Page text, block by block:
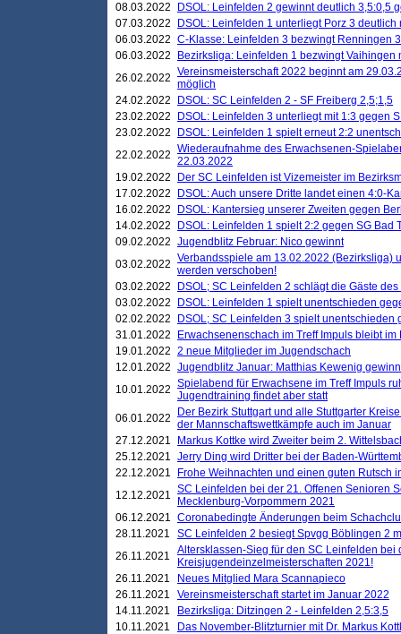
08.03.2022
DSOL: Leinfelden 2 gewinnt deutlich 3,5:0,5
07.03.2022
DSOL: Leinfelden 1 unterliegt Porz 3 deutlich
06.03.2022 C-Klasse: Leinfelden 3 bezwingt Renningen
06.03.2022
Bezirksliga: Leinfelden 1 bezwingt Vaihingen
26.02.2022 Vereinsmeisterschaft 2022 beginnt am
möglich
24.02.2022
DSOL: SC Leinfelden 2 - SF Freiberg 2,5;1,5
23.02.2022
DSOL: Leinfelden 3 unterliegt mit 1:3 gegen
23.02.2022
DSOL: Leinfelden 1 spielt erneut 2:2
22.02.2022 Wiederaufnahme des Erwachsenen-
22.03.2022
19.02.2022
Der SC Leinfelden ist Vizemeister im
17.02.2022
DSOL: Auch unsere Dritte landet einen 4:0-
16.02.2022
DSOL: Kantersieg unserer Zweiten gegen
14.02.2022
DSOL: Leinfelden 1 spielt 2:2 gegen SG Bad
09.02.2022 Jugendblitz Februar: Nico gewinnt
03.02.2022 Verbandsspiele am 13.02.2022 (Bezirksliga)
werden verschoben!
03.02.2022
DSOL; SC Leinfelden 2 schlägt die Gäste
03.02.2022
DSOL: Leinfelden 1 spielt unentschieden
02.02.2022
DSOL; SC Leinfelden 3 spielt unentschieden
31.01.2022
Erwachsenenschach im Treff Impuls bleibt
19.01.2022 2 neue Mitglieder im Jugendschach
12.01.2022 Jugendblitz Januar: Matthias Kewenig
10.01.2022 Spielabend für Erwachsene im Treff Impuls
Jugendtraining findet aber statt
06.01.2022
Der Bezirk Stuttgart und alle Stuttgarter
der Mannschaftswettkämpfe auch im Januar
27.12.2021
Markus Kottke wird Zweiter beim 2.
25.12.2021 Jerry Ding wird Dritter bei der Baden-
22.12.2021
Frohe Weihnachten und einen guten Rutsch
12.12.2021 SC Leinfelden bei der 21. Offenen Senioren
Mecklenburg-Vorpommern 2021
06.12.2021 Coronabedingte Änderungen beim
28.11.2021
SC Leinfelden 2 besiegt Spvgg Böblingen 2
26.11.2021
Altersklassen-Sieg für den SC Leinfelden bei
Kreisjugendeinzelmeisterschaften 2021!
26.11.2021
Neues Mitglied Mara Scannapieco
26.11.2021
Vereinsmeisterschaft startet im Januar 2022
14.11.2021
Bezirksliga: Ditzingen 2 - Leinfelden 2,5:3,5
10.11.2021
Das November-Blitzturnier mit Dr. Markus